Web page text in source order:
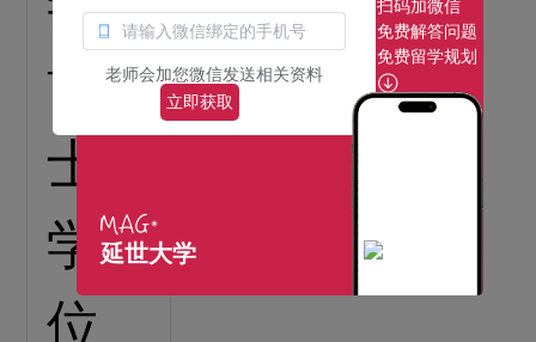
老师会加您微信发送相关资料
立即获取
延世大学
扫码加微信
免费解答问题
免费留学规划